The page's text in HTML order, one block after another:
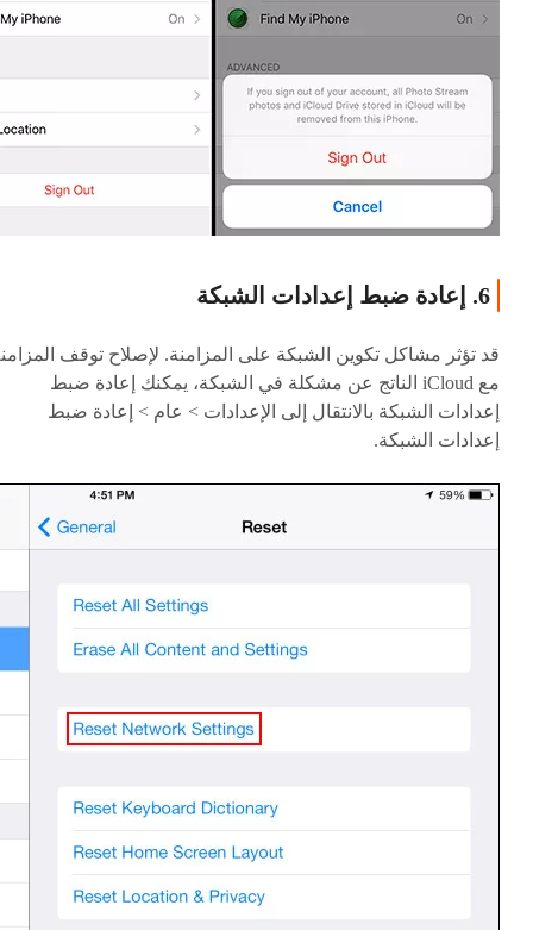
6. إعادة ضبط إعدادات الشبكة
قد تؤثر مشاكل تكوين الشبكة على المزامنة. لإصلاح توقف
مع iCloud الناتج عن مشكلة في الشبكة، يمكنك إعادة ضبط
إعدادات الشبكة بالانتقال إلى الإعدادات > عام > إعادة ضبط
إعدادات الشبكة.